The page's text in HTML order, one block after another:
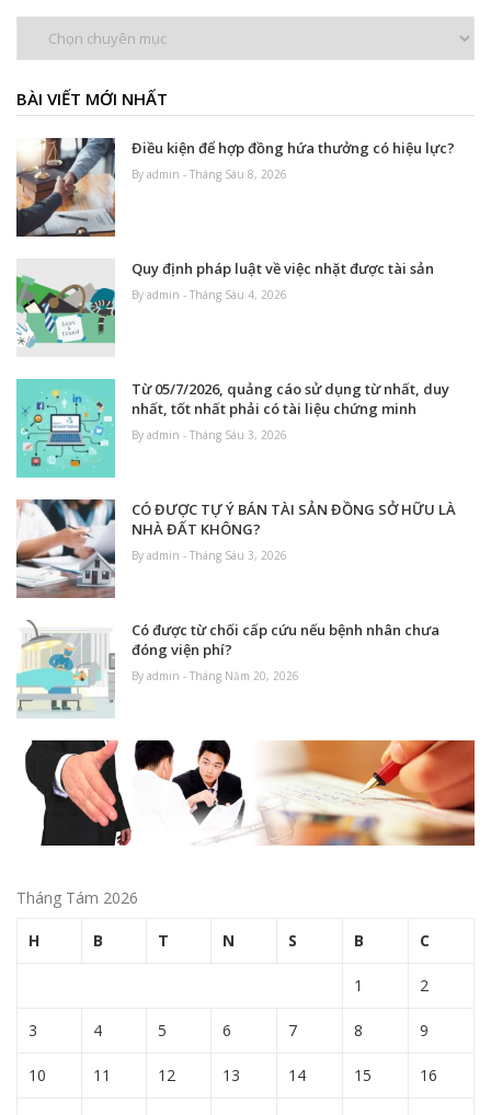
BÀI VIẾT MỚI NHẤT
Điều kiện để hợp đồng hứa thưởng có hiệu lực?
By admin - Tháng Sáu 8, 2026
Quy định pháp luật về việc nhặt được tài sản
By admin - Tháng Sáu 4, 2026
Từ 05/7/2026, quảng cáo sử dụng từ nhất, duy
nhất, tốt nhất phải có tài liệu chứng minh
By admin - Tháng Sáu 3, 2026
CÓ ĐƯỢC TỰ Ý BÁN TÀI SẢN ĐỒNG SỞ HỮU LÀ
NHÀ ĐẤT KHÔNG?
By admin - Tháng Sáu 3, 2026
Có được từ chối cấp cứu nếu bệnh nhân chưa
đóng viện phí?
By admin - Tháng Năm 20, 2026
Tháng Tám 2026
H B T N S B C
1 2
3 4 5 6 7 8 9
10 11 12 13 14 15 16